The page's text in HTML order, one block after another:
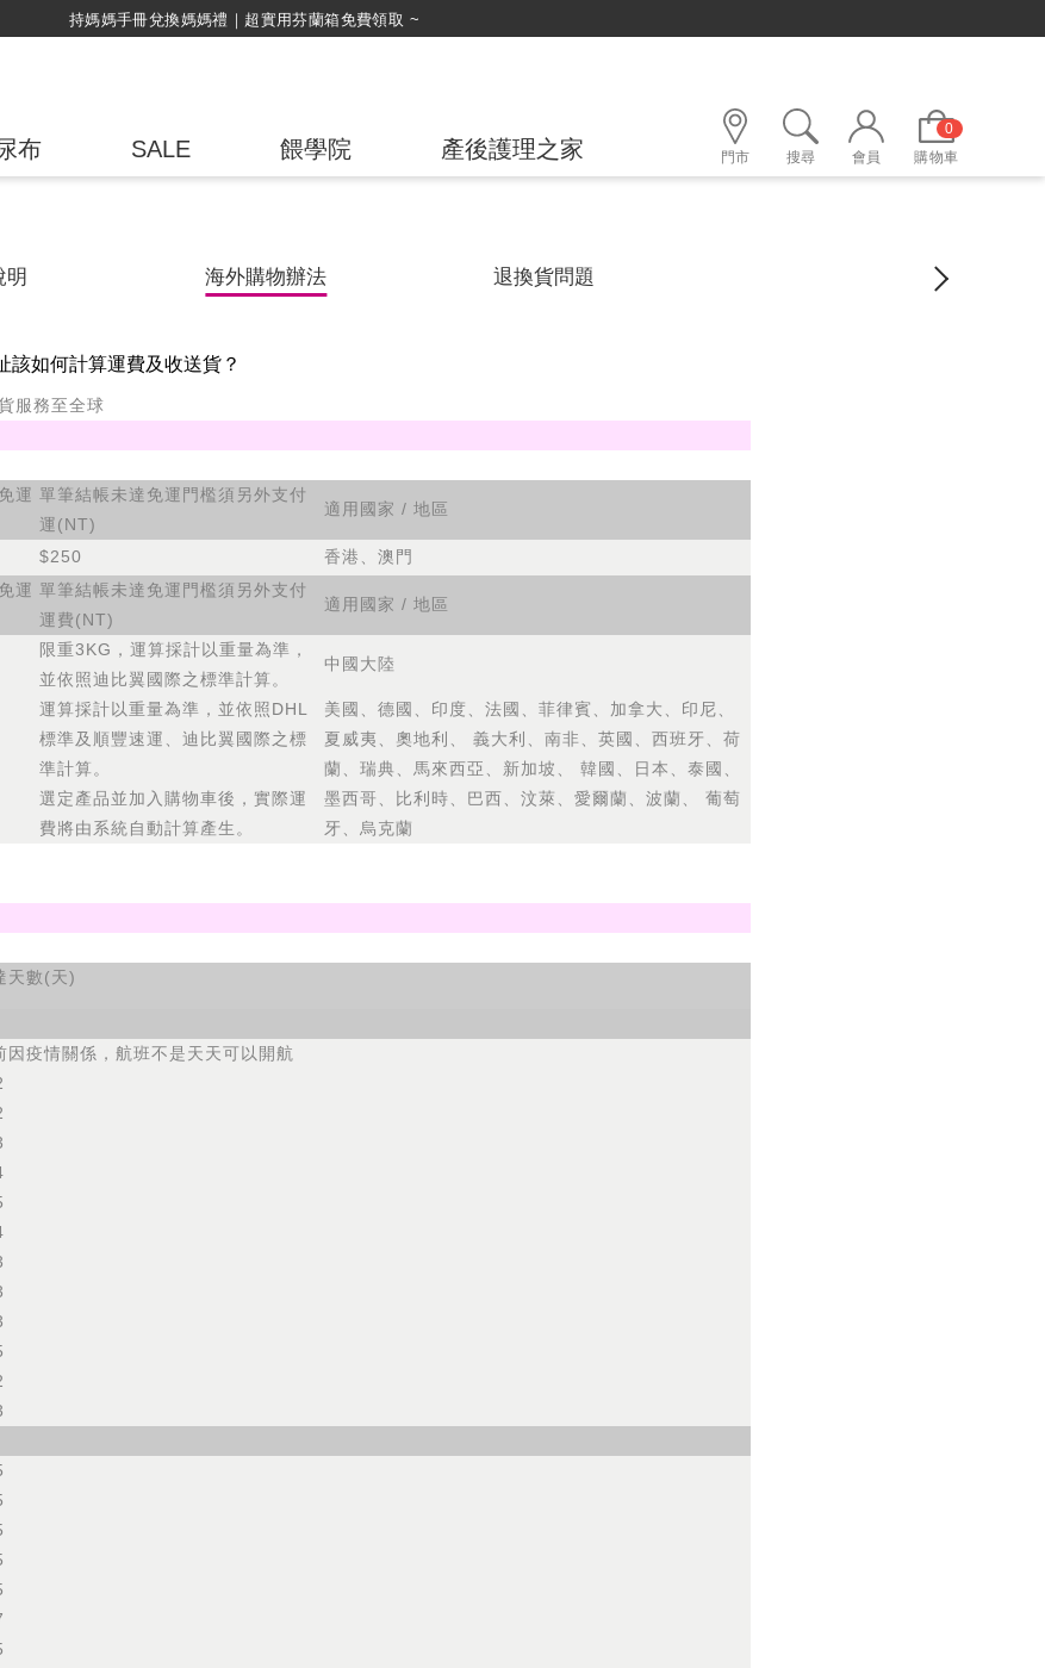
持媽媽手冊兌換媽媽禮｜超實用芬蘭箱免費領取 ~
布 SALE 餵學院 產後護理之家 門市 搜尋 會員
0
購物車
明 海外購物辦法 退換貨問題
如何計算運費及收送貨？
服務至全球
運 單筆結帳未達免運門檻須另外支付
運(NT)
適用國家 / 地區
$250
香港、澳門
運 單筆結帳未達免運門檻須另外支付
運費(NT)
適用國家 / 地區
限重3KG，運算採計以重量為準，
並依照迪比翼國際之標準計算。
中國大陸
運算採計以重量為準，並依照DHL
標準及順豐速運、迪比翼國際之標
準計算。
選定產品並加入購物車後，實際運
費將由系統自動計算產生。
美國、德國、印度、法國、菲律賓、加拿大、印尼、
夏威夷、奧地利、 義大利、南非、英國、西班牙、荷
蘭、瑞典、馬來西亞、新加坡、 韓國、日本、泰國、
墨西哥、比利時、巴西、汶萊、愛爾蘭、波蘭、 葡萄
牙、烏克蘭
天數(天)
因疫情關係，航班不是天天可以開航